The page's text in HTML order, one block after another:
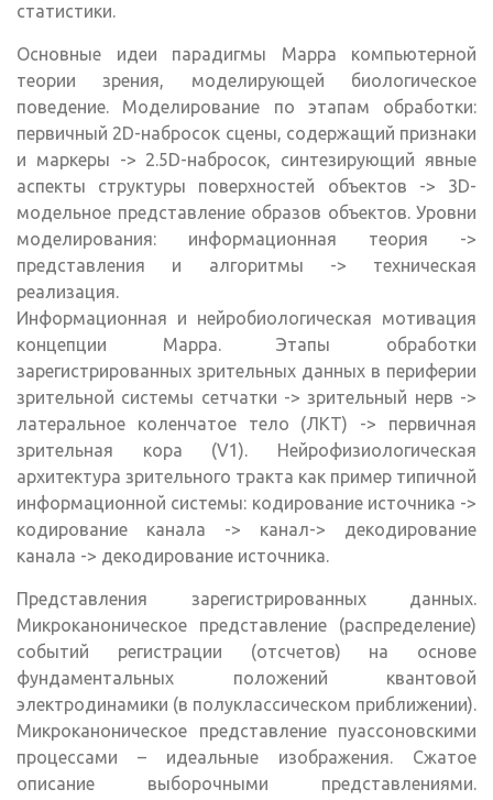
статистики.
Основные идеи парадигмы Марра компьютерной
теории зрения, моделирующей биологическое
поведение. Моделирование по этапам обработки:
первичный 2D-набросок сцены, содержащий признаки
и маркеры -> 2.5D-набросок, синтезирующий явные
аспекты структуры поверхностей объектов -> 3D-
модельное представление образов объектов. Уровни
моделирования: информационная теория ->
представления и алгоритмы -> техническая
реализация.
Информационная и нейробиологическая мотивация
концепции Марра. Этапы обработки
зарегистрированных зрительных данных в периферии
зрительной системы сетчатки -> зрительный нерв ->
латеральное коленчатое тело (ЛКТ) -> первичная
зрительная кора (V1). Нейрофизиологическая
архитектура зрительного тракта как пример типичной
информационной системы: кодирование источника ->
кодирование канала -> канал-> декодирование
канала -> декодирование источника.
Представления зарегистрированных данных.
Микроканоническое представление (распределение)
событий регистрации (отсчетов) на основе
фундаментальных положений квантовой
электродинамики (в полуклассическом приближении).
Микроканоническое представление пуассоновскими
процессами – идеальные изображения. Сжатое
описание выборочными представлениями.